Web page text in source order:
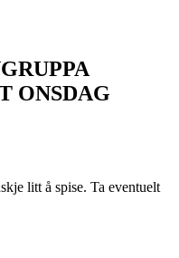
ONSDAG
litt å spise. Ta eventuelt